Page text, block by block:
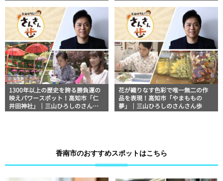
1300年以上の歴史を誇る勝負運の
映えパワースポット！高知市「仁
井田神社」｜三山ひろしのさんさ
花が織りなす色彩で唯一無二の作
品を表現！高知市「やまももの
夢」｜三山ひろしのさんさん歩
香南市のおすすめスポットはこちら